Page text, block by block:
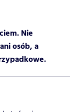
Nie
osób, a